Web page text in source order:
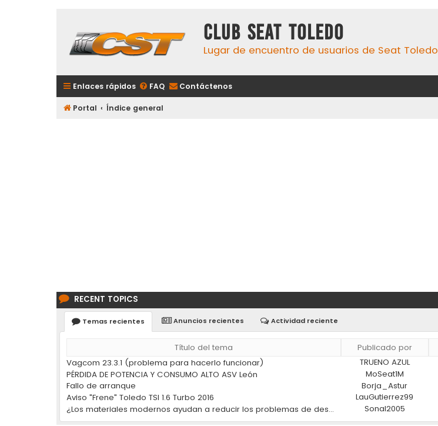
Club Seat Toledo
Lugar de encuentro de usuarios de Seat Toledo
Enlaces rápidos FAQ Contáctenos
Portal Índice general
RECENT TOPICS
Temas recientes Anuncios recientes Actividad reciente
Título del tema Publicado por
Vagcom 23.3.1 (problema para hacerlo funcionar)
TRUENO AZUL
PÉRDIDA DE POTENCIA Y CONSUMO ALTO ASV León
MoSeat1M
Fallo de arranque
Borja_Astur
Aviso "Frene" Toledo TSI 1.6 Turbo 2016
LauGutierrez99
¿Los materiales modernos ayudan a reducir los problemas de desgaste en los coches?
Sonal2005